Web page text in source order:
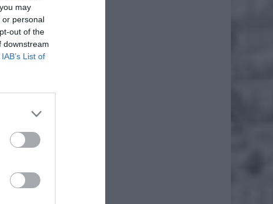
may
or personal
out of the
downstream
IAB’s List of